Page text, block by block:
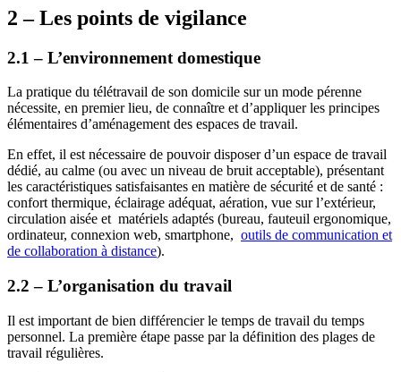
2 – Les points de vigilance
2.1 – L’environnement domestique
La pratique du télétravail de son domicile sur un mode pérenne
nécessite, en premier lieu, de connaître et d’appliquer les principes
élémentaires d’aménagement des espaces de travail.
En effet, il est nécessaire de pouvoir disposer d’un espace de travail
dédié, au calme (ou avec un niveau de bruit acceptable), présentant
les caractéristiques satisfaisantes en matière de sécurité et de santé :
confort thermique, éclairage adéquat, aération, vue sur l’extérieur,
circulation aisée et matériels adaptés (bureau, fauteuil ergonomique,
ordinateur, connexion web, smartphone, outils de communication et
de collaboration à distance).
2.2 – L’organisation du travail
Il est important de bien différencier le temps de travail du temps
personnel. La première étape passe par la définition des plages de
travail régulières.